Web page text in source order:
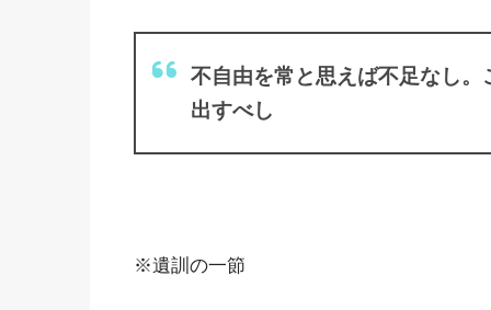
不自由を常と思えば不足なし
出すべし
※遺訓の一節